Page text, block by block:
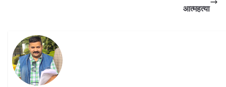
आत्महत्या